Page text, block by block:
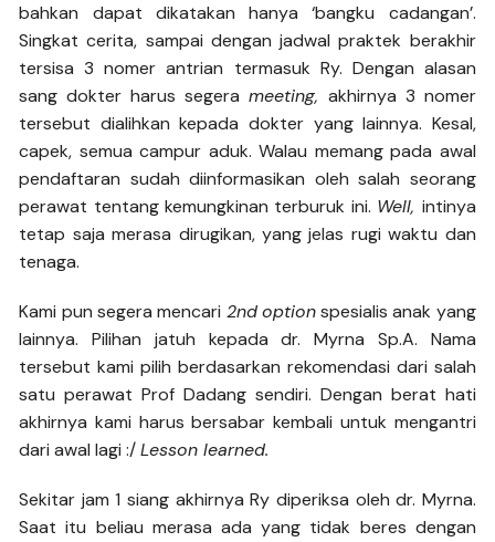
bahkan dapat dikatakan hanya ‘bangku cadangan’.
Singkat cerita, sampai dengan jadwal praktek berakhir
tersisa 3 nomer antrian termasuk Ry. Dengan alasan
sang dokter harus segera meeting, akhirnya 3 nomer
tersebut dialihkan kepada dokter yang lainnya. Kesal,
capek, semua campur aduk. Walau memang pada awal
pendaftaran sudah diinformasikan oleh salah seorang
perawat tentang kemungkinan terburuk ini. Well, intinya
tetap saja merasa dirugikan, yang jelas rugi waktu dan
tenaga.
Kami pun segera mencari 2nd optionspesialis anak yang
lainnya. Pilihan jatuh kepada dr. Myrna Sp.A. Nama
tersebut kami pilih berdasarkan rekomendasi dari salah
satu perawat Prof Dadang sendiri. Dengan berat hati
akhirnya kami harus bersabar kembali untuk mengantri
dari awal lagi :/Lesson learned.
Sekitar jam 1 siang akhirnya Ry diperiksa oleh dr. Myrna.
Saat itu beliau merasa ada yang tidak beres dengan